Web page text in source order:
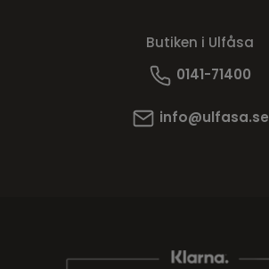
Butiken i Ulfåsa
0141-71400
info@ulfasa.se